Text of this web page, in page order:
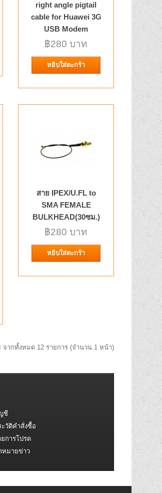
฿150 บาท
หยิบใส่ตะกร้า
รายการโปรด
เปรียบเทียบ
หยิบใส่ตะกร้า
฿180 บาท
หยิบใส่ตะกร้า
฿180 บาท
หยิบใส่ตะกร้า
right angle pigtail
cable for Huawei 3G
USB Modem
฿280 บาท
หยิบใส่ตะกร้า
สาย IPEX/U.FL to
SMA FEMALE
BULKHEAD(30ซม.)
฿280 บาท
หยิบใส่ตะกร้า
จากทั้งหมด 12 รายการ (จำนวน 1 หน้า)
ชี
ะวัติคำสั่งซื้อ
ยการโปรด
หมายข่าว